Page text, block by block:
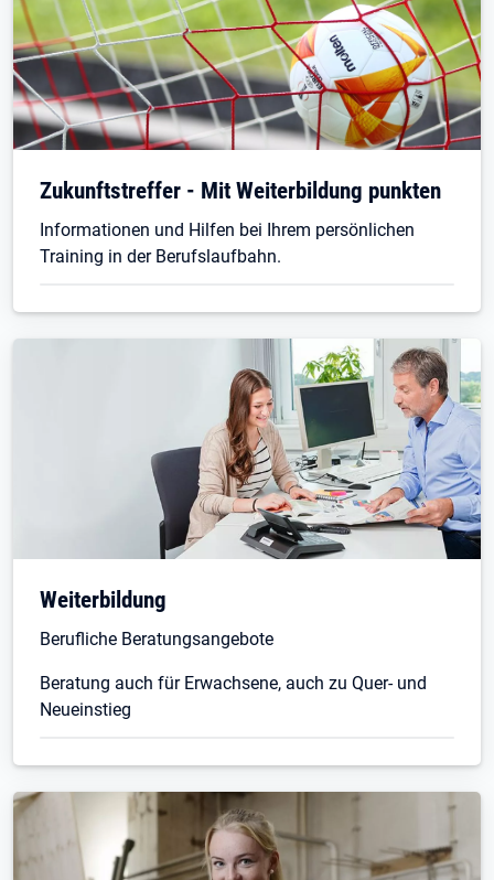
Zukunftstreffer - Mit Weiterbildung punkten
Informationen und Hilfen bei Ihrem persönlichen
Training in der Berufslaufbahn.
Weiterbildung
Berufliche Beratungsangebote
Beratung auch für Erwachsene, auch zu Quer- und
Neueinstieg